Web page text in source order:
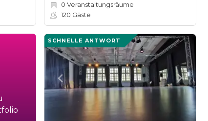
0 Veranstaltungsräume
120 Gäste
SCHNELLE ANTWORT